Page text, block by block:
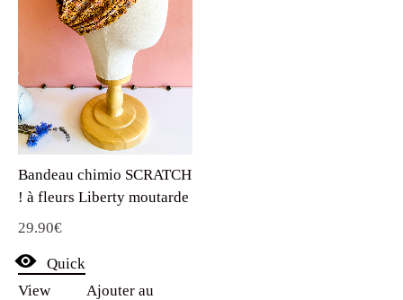
Bandeau chimio SCRATCH
! à fleurs Liberty moutarde
29.90€
Quick
View
Ajouter au